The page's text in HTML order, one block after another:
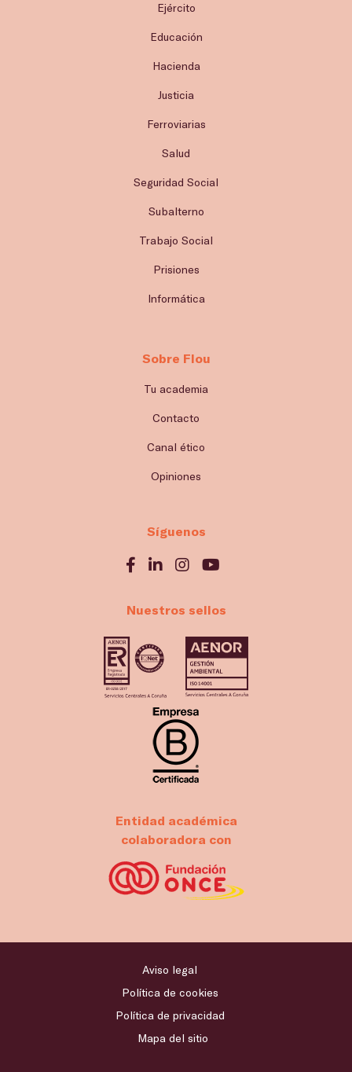
Ejército
Educación
Hacienda
Justicia
Ferroviarias
Salud
Seguridad Social
Subalterno
Trabajo Social
Prisiones
Informática
Sobre Flou
Tu academia
Contacto
Canal ético
Opiniones
Síguenos
Nuestros sellos
Entidad académica
colaboradora con
Aviso legal
Política de cookies
Política de privacidad
Mapa del sitio